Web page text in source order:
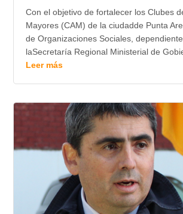
Con el objetivo de fortalecer los Clubes
Mayores (CAM) de la ciudadde Punta
de Organizaciones Sociales,
laSecretaría Regional Ministerial de
Leer más